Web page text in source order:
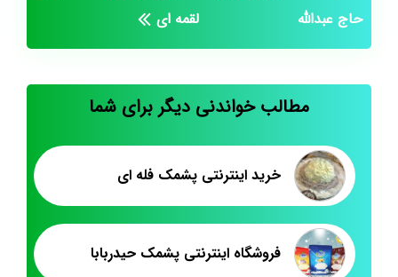
حاج عبدالله
لقمه ای
مطالب خواندنی دیگر برای شما
خرید اینترنتی پشمک فله ای
فروشگاه اینترنتی پشمک حیدربابا